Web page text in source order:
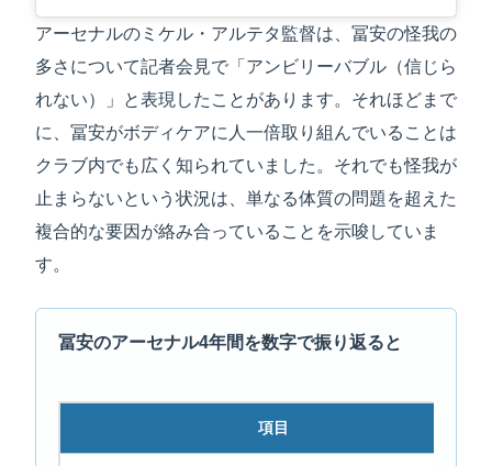
アーセナルのミケル・アルテタ監督は、冨安の怪我の
多さについて記者会見で「アンビリーバブル（信じら
れない）」と表現したことがあります。それほどまで
に、冨安がボディケアに人一倍取り組んでいることは
クラブ内でも広く知られていました。それでも怪我が
止まらないという状況は、単なる体質の問題を超えた
複合的な要因が絡み合っていることを示唆していま
す。
冨安のアーセナル4年間を数字で振り返ると
項目